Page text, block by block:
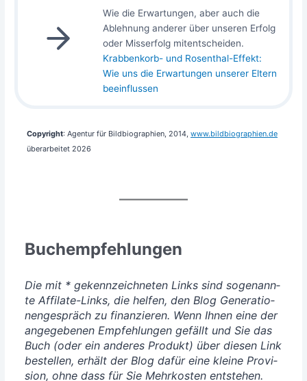
Wie die Erwar­tun­gen, aber auch die
Ableh­nung ande­rer über unse­ren Erfolg
oder Miss­erfolg mit­ent­schei­den.
Krab­ben­korb- und Rosen­thal-Effekt:
Wie uns die Erwar­tun­gen unse­rer Eltern
beeinflussen
Copy­right: Agen­tur für Bild­bio­gra­phien, 2014,www​.bild​bio​gra​phien​.de
über­ar­bei­tet 2026
Buchempfehlungen
Die mit * gekenn­zeich­ne­ten Links sind soge­nann­
te Affi­la­te-Links, die hel­fen, den Blog Gene­ra­tio­
nen­ge­spräch zu finan­zie­ren. Wenn Ihnen eine der
ange­ge­be­nen Emp­feh­lun­gen gefällt und Sie das
Buch (oder ein ande­res Pro­dukt) über die­sen Link
bestel­len, erhält der Blog dafür eine klei­ne Pro­vi­
si­on, ohne dass für Sie Mehr­kos­ten ent­ste­hen.